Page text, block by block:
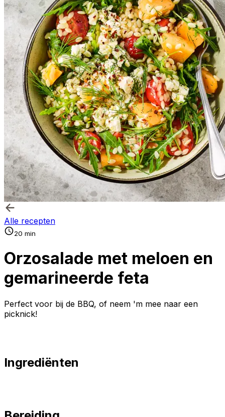
Alle recepten
20 min
Orzosalade met meloen en
gemarineerde feta
Perfect voor bij de BBQ, of neem 'm mee naar een
picknick!
Ingrediënten